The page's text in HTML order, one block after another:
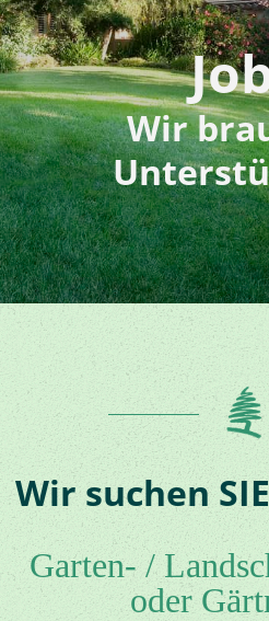
Wir
Wir suchen
Garten- /
oder